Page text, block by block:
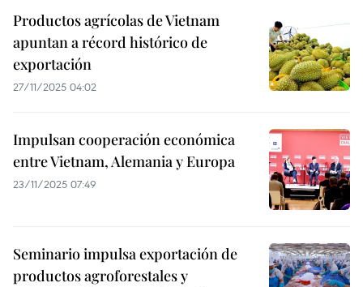
Productos agrícolas de Vietnam
apuntan a récord histórico de
exportación
27/11/2025 04:02
Impulsan cooperación económica
entre Vietnam, Alemania y Europa
23/11/2025 07:49
Seminario impulsa exportación de
productos agroforestales y